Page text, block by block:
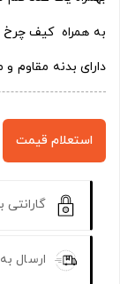
به همراه کیف
دارای بدنه مقاوم و
استعلام قیمت
ارسال